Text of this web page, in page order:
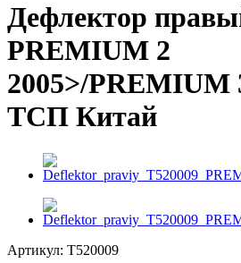
Дефлектор
PREMIUM 2
2005>/PREMIUM
ТСП Китай
Артикул: T520009